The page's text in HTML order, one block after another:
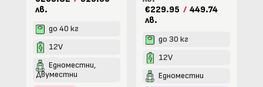
лв.
до 40 кг
12V
Едноместни,
Двуместни
€229.95 / 449.74
лв.
до 30 кг
12V
Едноместни